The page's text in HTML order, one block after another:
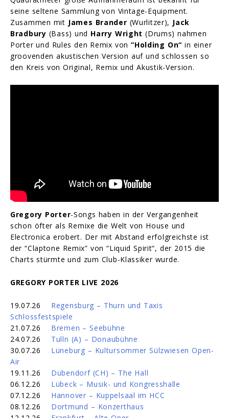
seine seltene Sammlung von Vintage-Equipment.
Zusammen mit James Brander (Wurlitzer), Jack
Bradbury (Bass) und Harry Wright(Drums) nahmen
Porter und Rules den Remix von”Holding On“in einer
groovenden akustischen Version auf und schlossen so
den Kreis von Original, Remix und Akustik-Version.
Gregory Porter-Songs haben in der Vergangenheit
schon öfter als Remixe die Welt von House und
Electronica erobert. Der mit Abstand erfolgreichste ist
der “Claptone Remix” von “Liquid Spirit“, der 2015 die
Charts stürmte und zum Club-Klassiker wurde.
GREGORY PORTER LIVE 2026
19.07.26 Regensburg – Thurn und Taxis
Schlossfestspiele
21.07.26 Bremen – Seebühne
24.07.26 Tulln (A) – Donaubühne
30.07.26 Lüneburg – Kultursommer Sülzwiesen Open-
Air
19.11.26 Dübendorf (CH) – The Hall
06.12.26 Lübeck – Musik- und Kongresshalle
07.12.26 Hannover – Kuppelsaal im HCC
08.12.26 Dortmund – Konzerthaus